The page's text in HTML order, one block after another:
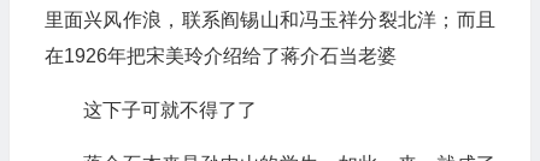
里面兴风作浪，联系阎锡山和冯玉祥分裂北洋；而且
在1926年把宋美玲介绍给了蒋介石当老婆
这下子可就不得了了